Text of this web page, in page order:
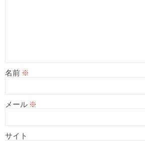
名前 ※
メール ※
サイト